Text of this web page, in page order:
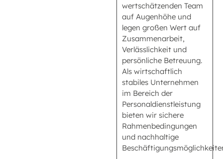
wertschätzenden Team
auf Augenhöhe und
legen großen Wert auf
Zusammenarbeit,
Verlässlichkeit und
persönliche Betreuung.
Als wirtschaftlich
stabiles Unternehmen
im Bereich der
Personaldienstleistung
bieten wir sichere
Rahmenbedingungen
und nachhaltige